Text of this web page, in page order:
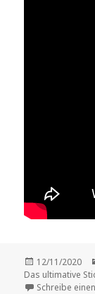
Veröffentlicht
am
12/11/2020
Das ultimative
Schreibe